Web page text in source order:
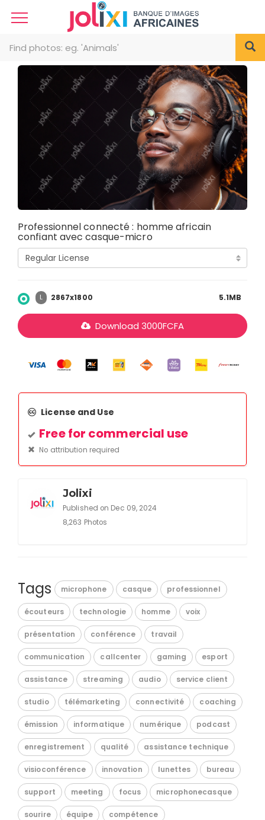
Professionnel connecté : homme africain
confiant avec casque-micro
L 2867x1800 5.1MB
Download 3000FCFA
License and Use
Free for commercial use
No attribution required
Jolixi
Published on Dec 09, 2024
8,263 Photos
Tags microphone casque professionnel
écouteurs technologie homme voix
présentation conférence travail
communication callcenter gaming esport
assistance streaming audio service client
studio télémarketing connectivité coaching
émission informatique numérique podcast
enregistrement qualité assistance technique
visioconférence innovation lunettes bureau
support meeting focus microphonecasque
sourire équipe compétence